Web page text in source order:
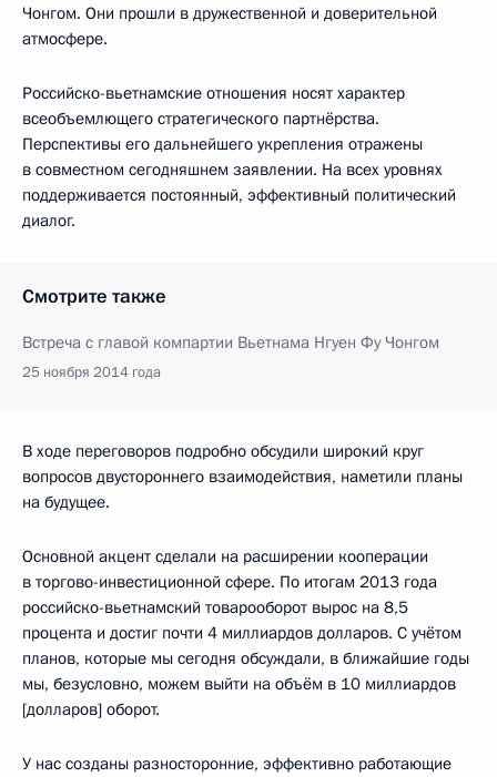
Чонгом. Они прошли в дружественной и доверительной
атмосфере.
Российско-вьетнамские отношения носят характер
всеобъемлющего стратегического партнёрства.
Перспективы его дальнейшего укрепления отражены
в совместном сегодняшнем заявлении. На всех уровнях
поддерживается постоянный, эффективный политический
диалог.
Смотрите также
Встреча с главой компартии Вьетнама Нгуен Фу Чонгом
25 ноября 2014 года
В ходе переговоров подробно обсудили широкий круг
вопросов двустороннего взаимодействия, наметили планы
на будущее.
Основной акцент сделали на расширении кооперации
в торгово-инвестиционной сфере. По итогам 2013 года
российско-вьетнамский товарооборот вырос на 8,5
процента и достиг почти 4 миллиардов долларов. С учётом
планов, которые мы сегодня обсуждали, в ближайшие годы
мы, безусловно, можем выйти на объём в 10 миллиардов
[долларов] оборот.
У нас созданы разносторонние, эффективно работающие